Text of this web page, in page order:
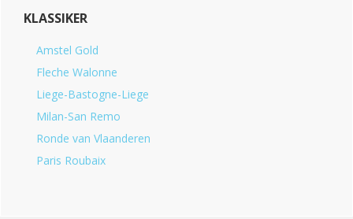
KLASSIKER
Amstel Gold
Fleche Walonne
Liege-Bastogne-Liege
Milan-San Remo
Ronde van Vlaanderen
Paris Roubaix